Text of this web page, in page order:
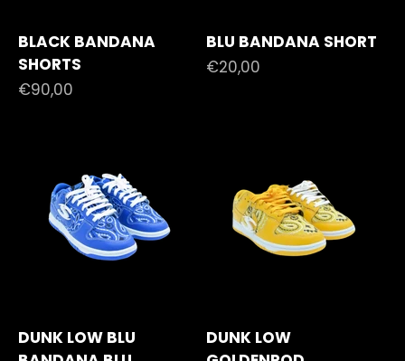
BLACK BANDANA
SHORTS
Prezzo scontato
€90,00
BLU BANDANA SHORT
Prezzo scontato
€20,00
DUNK LOW BLU
DUNK LOW